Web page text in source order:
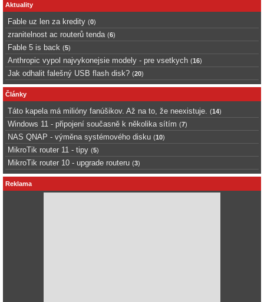
Aktuality
Fable uz len za kredity (0)
zranitelnost ac routerů tenda (6)
Fable 5 is back (5)
Anthropic vypol najvykonejsie modely - pre vsetkych (16)
Jak odhalit falešný USB flash disk? (20)
Články
Táto kapela má milióny fanúšikov. Až na to, že neexistuje. (14)
Windows 11 - připojení současně k několika sítím (7)
NAS QNAP - výměna systémového disku (10)
MikroTik router 11 - tipy (5)
MikroTik router 10 - upgrade routeru (3)
Reklama